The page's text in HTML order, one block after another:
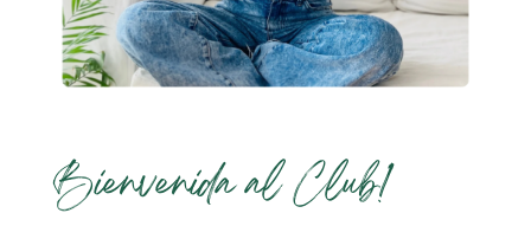
Bienvenida al Club!